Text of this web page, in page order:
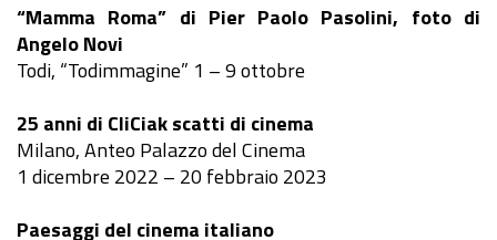
“Mamma Roma” di Pier Paolo Pasolini, foto di
Angelo Novi
Todi, “Todimmagine” 1 – 9 ottobre
25 anni di CliCiak scatti di cinema
Milano, Anteo Palazzo del Cinema
1 dicembre 2022 – 20 febbraio 2023
Paesaggi del cinema italiano